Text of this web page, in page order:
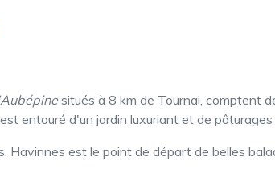
situés à 8 km de Tournai, comptent
entouré d'un jardin luxuriant et de
Havinnes est le point de départ de belles